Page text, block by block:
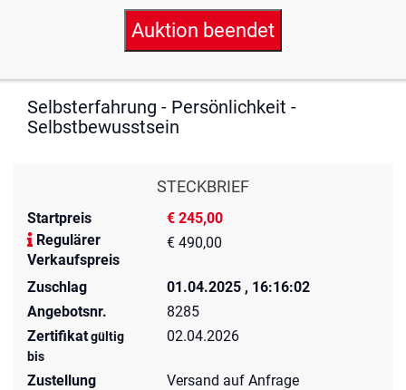
Auktion beendet
Selbsterfahrung - Persönlichkeit -
Selbstbewusstsein
STECKBRIEF
Startpreis
€ 245,00
Regulärer
Verkaufspreis
€ 490,00
Zuschlag
01.04.2025 , 16:16:02
Angebotsnr.
8285
Zertifikatgültig
bis
02.04.2026
Zustellung
Versand auf Anfrage